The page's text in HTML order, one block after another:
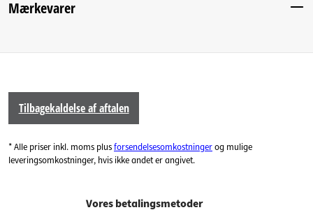
Mærkevarer
Tilbagekaldelse af aftalen
* Alle priser inkl. moms plusforsendelsesomkostningerog mulige
leveringsomkostninger, hvis ikke andet er angivet.
Vores betalingsmetoder